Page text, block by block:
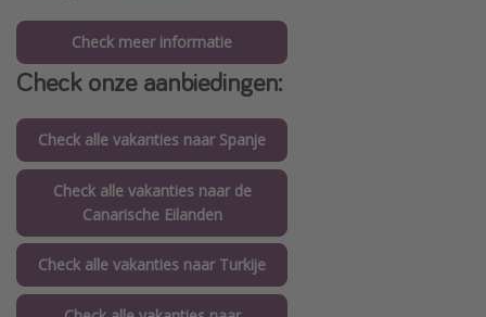
Check meer informatie
Check onze aanbiedingen:
Check alle vakanties naar Spanje
Check alle vakanties naar de
Canarische Eilanden
Check alle vakanties naar Turkije